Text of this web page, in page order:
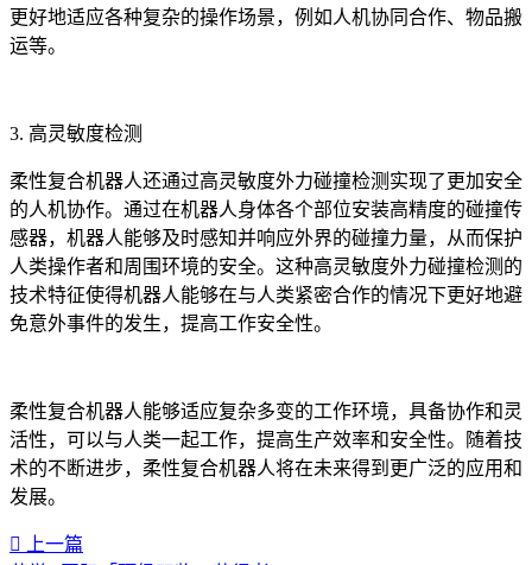
更好地适应各种复杂的操作场景，例如人机协同合作、物品搬
运等。
3. 高灵敏度检测
柔性复合机器人还通过高灵敏度外力碰撞检测实现了更加安全
的人机协作。通过在机器人身体各个部位安装高精度的碰撞传
感器，机器人能够及时感知并响应外界的碰撞力量，从而保护
人类操作者和周围环境的安全。这种高灵敏度外力碰撞检测的
技术特征使得机器人能够在与人类紧密合作的情况下更好地避
免意外事件的发生，提高工作安全性。
柔性复合机器人能够适应复杂多变的工作环境，具备协作和灵
活性，可以与人类一起工作，提高生产效率和安全性。随着技
术的不断进步，柔性复合机器人将在未来得到更广泛的应用和
发展。
上一篇